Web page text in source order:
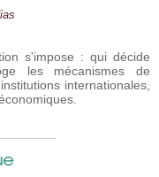
s'impose : qui décide
les mécanismes de
internationales,